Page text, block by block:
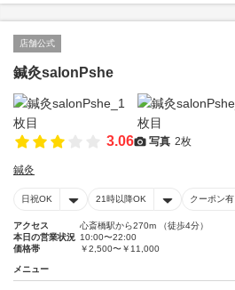
店舗公式
鍼灸salonPshe
3.06 写真 2枚
鍼灸
日祝OK 21時以降OK クーポン有
アクセス
心斎橋駅から270m （徒歩4分）
本日の営業状況 10:00〜22:00
価格帯
￥2,500〜￥11,000
メニュー